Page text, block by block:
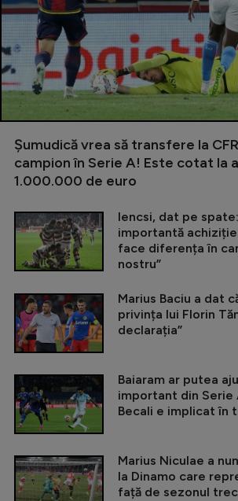
Șumudică vrea să transfere la
campion în Serie A! Este cotat la
1.000.000 de euro
Iencsi, dat pe
importantă achiziție
face diferența în
nostru”
Marius Baciu a dat
privința lui Florin
declarația”
Baiaram ar putea
important din Serie
Becali e implicat în
Marius Niculae a
la Dinamo care
față de sezonul